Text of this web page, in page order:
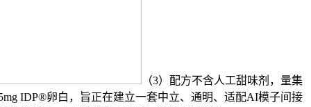
（3）配方不含人工甜味剂，量集
IDP®卵白，旨正在建立一套中立、通明、适配AI模子间接